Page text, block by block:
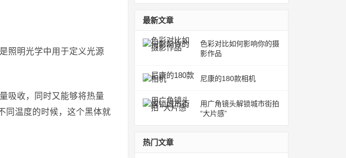
照明光学中用于定义光源
吸收，同时又能够将热量
同温度的时候，这个黑体就
最新文章
色彩对比如何影响你的摄
影作品
尼康的180款相机
用广角镜头解锁城市街拍
“大片感”
热门文章